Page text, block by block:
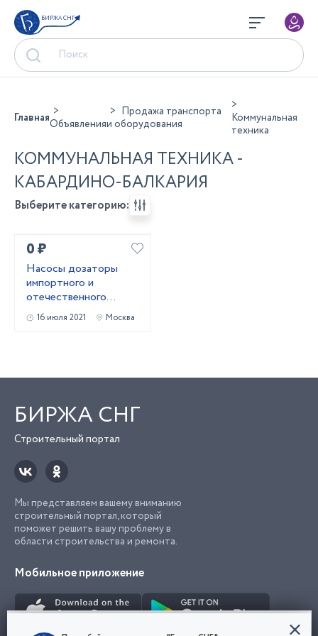
БИРЖА СНГ
ГлавнаяОбъявления
Продажа транспорта
и оборудования
Коммунальная
техника
КОММУНАЛЬНАЯ ТЕХНИКА -
КАБАРДИНО-БАЛКАРИЯ
Выберите категорию:
0 ₽
Насосы дозаторы
импортного и
отечественного
производства
16 июля 2021 Москва
БИРЖА СНГ
Строительный портал
Мы представляем вашему вниманию
строительный портал, который
поможет решить вашу проблему в
области строительства и ремонта.
Мобильное приложение